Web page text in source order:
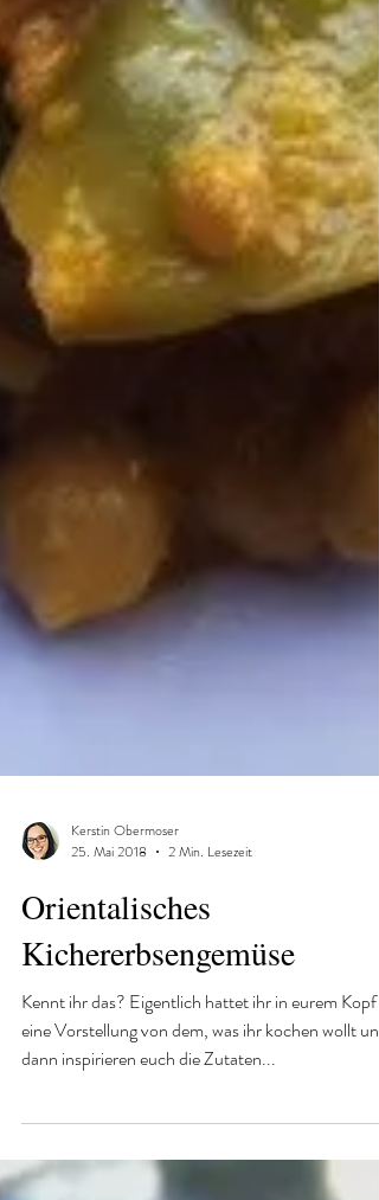
Kerstin Obermoser
Orientalisches
Kichererbsengemüse
Kennt ihr das? Eigentlich hattet ihr in eurem Kopf